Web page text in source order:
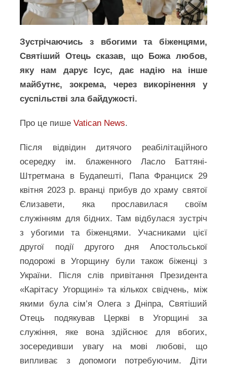
Зустрічаючись з вбогими та біженцями,
Святіший Отець сказав, що Божа любов,
яку нам дарує Ісус, дає надію на інше
майбутнє, зокрема, через викорінення у
суспільстві зла байдужості.
Про це пишеVatican News.
Після відвідин дитячого реабілітаційного
осередку ім. блаженного Ласло Баттяні-
Штретмана в Будапешті, Папа Франциск 29
квітня 2023 р. вранці прибув до храму святої
Єлизавети, яка прославилася своїм
служінням для бідних. Там відбулася зустріч
з убогими та біженцями. Учасниками цієї
другої події другого дня Апостольської
подорожі в Угорщину були також біженці з
України. Після слів привітання Президента
«Карітасу Угорщині» та кількох свідчень, між
якими була сім’я Олега з Дніпра, Святіший
Отець подякував Церкві в Угорщині за
служіння, яке вона здійснює для вбогих,
зосередивши увагу на мові любові, що
випливає з допомоги потребуючим. Діти